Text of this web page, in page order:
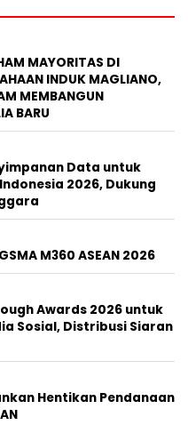
MAYORITAS DI
INDUK MAGLIANO,
MEMBANGUN
BARU
Data untuk
2026, Dukung
M360 ASEAN 2026
Awards 2026 untuk
Sosial, Distribusi Siaran
Hentikan Pendanaan